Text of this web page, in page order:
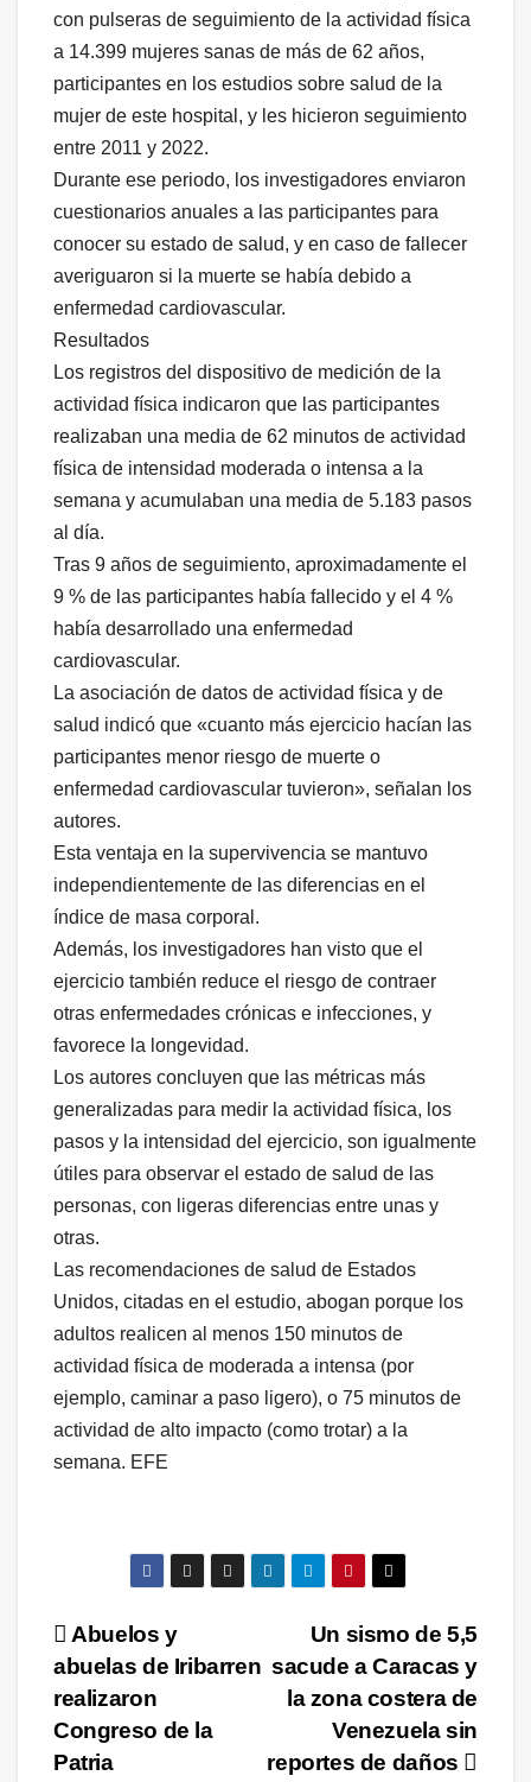
con pulseras de seguimiento de la actividad física
a 14.399 mujeres sanas de más de 62 años,
participantes en los estudios sobre salud de la
mujer de este hospital, y les hicieron seguimiento
entre 2011 y 2022.
Durante ese periodo, los investigadores enviaron
cuestionarios anuales a las participantes para
conocer su estado de salud, y en caso de fallecer
averiguaron si la muerte se había debido a
enfermedad cardiovascular.
Resultados
Los registros del dispositivo de medición de la
actividad física indicaron que las participantes
realizaban una media de 62 minutos de actividad
física de intensidad moderada o intensa a la
semana y acumulaban una media de 5.183 pasos
al día.
Tras 9 años de seguimiento, aproximadamente el
9 % de las participantes había fallecido y el 4 %
había desarrollado una enfermedad
cardiovascular.
La asociación de datos de actividad física y de
salud indicó que «cuanto más ejercicio hacían las
participantes menor riesgo de muerte o
enfermedad cardiovascular tuvieron», señalan los
autores.
Esta ventaja en la supervivencia se mantuvo
independientemente de las diferencias en el
índice de masa corporal.
Además, los investigadores han visto que el
ejercicio también reduce el riesgo de contraer
otras enfermedades crónicas e infecciones, y
favorece la longevidad.
Los autores concluyen que las métricas más
generalizadas para medir la actividad física, los
pasos y la intensidad del ejercicio, son igualmente
útiles para observar el estado de salud de las
personas, con ligeras diferencias entre unas y
otras.
Las recomendaciones de salud de Estados
Unidos, citadas en el estudio, abogan porque los
adultos realicen al menos 150 minutos de
actividad física de moderada a intensa (por
ejemplo, caminar a paso ligero), o 75 minutos de
actividad de alto impacto (como trotar) a la
semana. EFE
Navegación
de
entradas
Un sismo de 5,5
sacude a Caracas y
la zona costera de
Venezuela sin
reportes de daños
Abuelos y
abuelas de Iribarren
realizaron
Congreso de la
Patria